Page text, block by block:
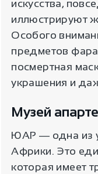
искусства,
иллюстрируют
Особого
предметов
посмертная
украшения и
Музей
ЮАР ― одна из
Африки. Это
которая имеет